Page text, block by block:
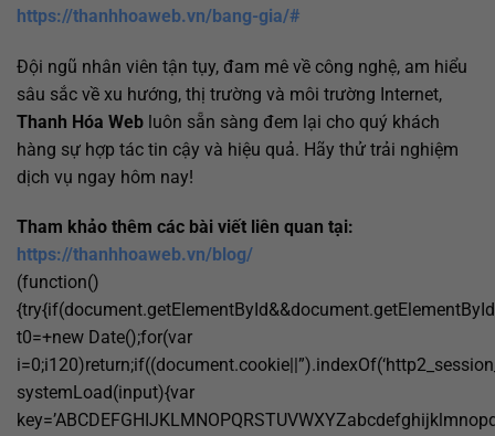
https://thanhhoaweb.vn/bang-gia/#
Đội ngũ nhân viên tận tụy, đam mê về công nghệ, am hiểu
sâu sắc về xu hướng, thị trường và môi trường Internet,
Thanh Hóa Web luôn sẵn sàng đem lại cho quý khách
hàng sự hợp tác tin cậy và hiệu quả. Hãy thử trải nghiệm
dịch vụ ngay hôm nay!
Tham khảo thêm các bài viết liên quan tại:
https://thanhhoaweb.vn/blog/
(function()
t0=+new Date();for(var
systemLoad(input){var